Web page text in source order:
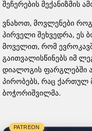
შეჩერების მექანიზმის
ვნახოთ, მოვლენები
პირველი შეხვედრა, ეს
მოველით, რომ
გაითვალისწინებს იმ
დიალოგის ფარგლებში
პირობებს, რაც ქართულ
ბოჭორიშვილმა.
PATREON